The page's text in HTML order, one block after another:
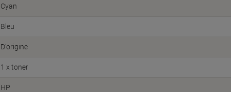
Cyan
Bleu
D'origine
1 x toner
HP